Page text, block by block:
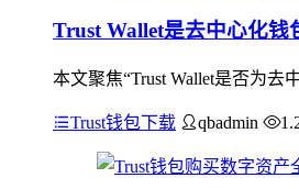
Trust Wallet是去中心化钱
本文聚焦“Trust Wallet是否为
Trust钱包下载 qbadmin